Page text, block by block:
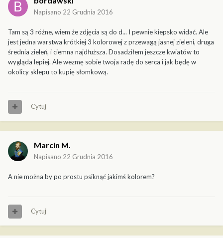
Napisano 22 Grudnia 2016
Tam są 3 różne, wiem że zdjęcia są do d... I pewnie kiepsko widać. Ale
jest jedna warstwa krótkiej 3 kolorowej z przewagą jasnej zieleni, druga
średnia zieleń, i ciemna najdłuższa. Dosadziłem jeszcze kwiatów to
wygląda lepiej. Ale wezmę sobie twoja radę do serca i jak będę w
okolicy sklepu to kupię słomkową.
Cytuj
Marcin M.
Napisano 22 Grudnia 2016
A nie można by po prostu psiknąć jakimś kolorem?
Cytuj